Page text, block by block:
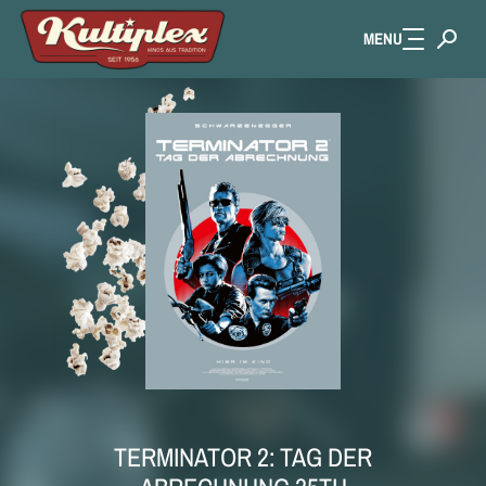
Zum Hauptinhalt springen MENU
TERMINATOR 2: TAG DER